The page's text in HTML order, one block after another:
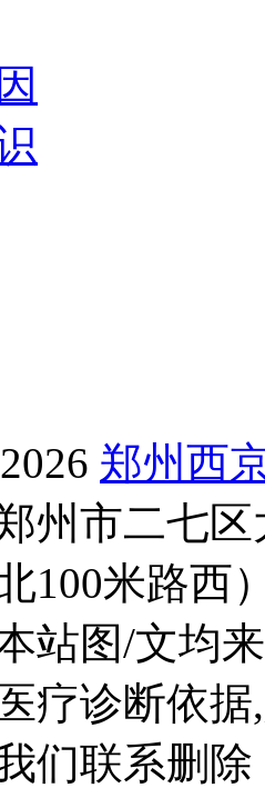
郑州西
州市二七
100米路西
站图/文均
疗诊断依
们联系删除